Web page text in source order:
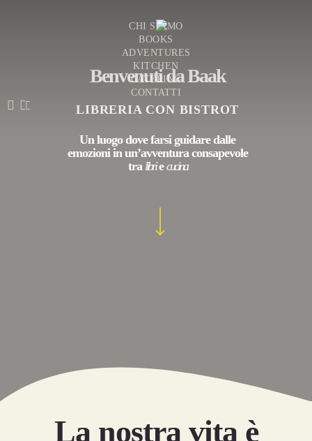
CHI SIAMO
BOOKS
ADVENTURES
KITCHEN
CATERING
CONTATTI
FACEBOOK
INSTAGRAM
TIKTOK
Benvenuti da Baak
LIBRERIA CON BISTROT
Un luogo dove farsi guidare dalle
emozioniin un’avventura consapevole
tra libriecucina
La nostra vita è